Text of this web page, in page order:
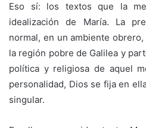
Eso sí: los textos que la
idealización de María. La
normal, en un ambiente
la región pobre de Galilea y
política y religiosa de aquel
personalidad, Dios se fija en
singular.